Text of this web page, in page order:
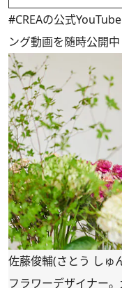
#CREAの公式
ング動画を随時公開中
佐藤俊輔(さとう しゅ
フラワーデザイナー